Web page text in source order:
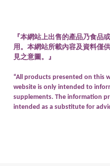
『本網站上出售的產品乃食品
用。本網站所載內容及資料僅
見之意圖。』
“All products presented on this
website is only intended to
supplements. The information
intended as a substitute for